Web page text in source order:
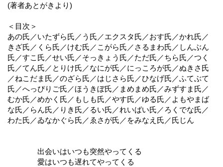
(著者あとがきより)
＜目次＞
あの氏／いたずら氏／う氏／エクスタ氏／おす氏／かれ氏／
きざ氏／くら氏／けむ氏／こがら氏／さるまわ氏／しんぶん
氏／すこ氏／せい氏／そっきょう氏／ただ氏／ちら氏／つく
氏／てん氏／とりけ氏／なにが氏／にっころが氏／ぬきさ氏
／ねこだま氏／のざら氏／はじさら氏／ひなげ氏／ふてぶて
氏／へっぴりご氏／ほうきぼ氏／まめまめ氏／みずすま氏／
むか氏／めかく氏／もしも氏／やす氏／ゆる氏／よもやまば
な氏／らん氏／りき氏／るい氏／れいばい氏／ろくでな氏／
わた氏／ゐなかぐら氏／ゑさが氏／をみなえ氏／氏じん
出会いはいつも突然やってくる
愛はいつも遅れてやってくる